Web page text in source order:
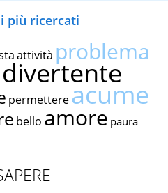
più ricercati
attività problema
divertente
permettereacume
bello amore paura